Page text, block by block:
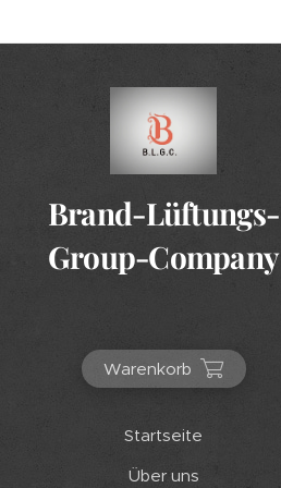
Brand-Lüftungs-
Group-Company
Warenkorb
Startseite
Über uns